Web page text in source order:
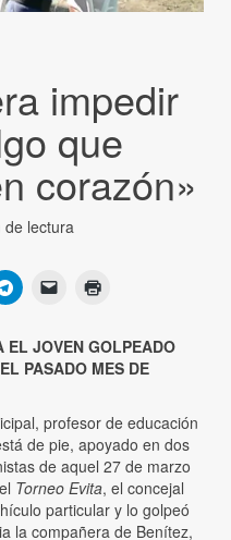
impedir
que
corazón»
de lectura
EL JOVEN GOLPEADO
PASADO MES DE
profesor de educación
de pie, apoyado en dos
de aquel 27 de marzo
Torneo Evita, el concejal
particular y lo golpeó
la compañera de Benítez,